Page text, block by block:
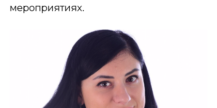
мероприятиях.